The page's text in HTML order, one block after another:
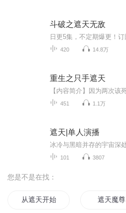
斗破之遮天无敌
420 14.8万
重生之只手遮天
451 1.1万
遮天|单人演播
101 3807
您是不是在找：
从遮天开始的战斗 遮天魔尊